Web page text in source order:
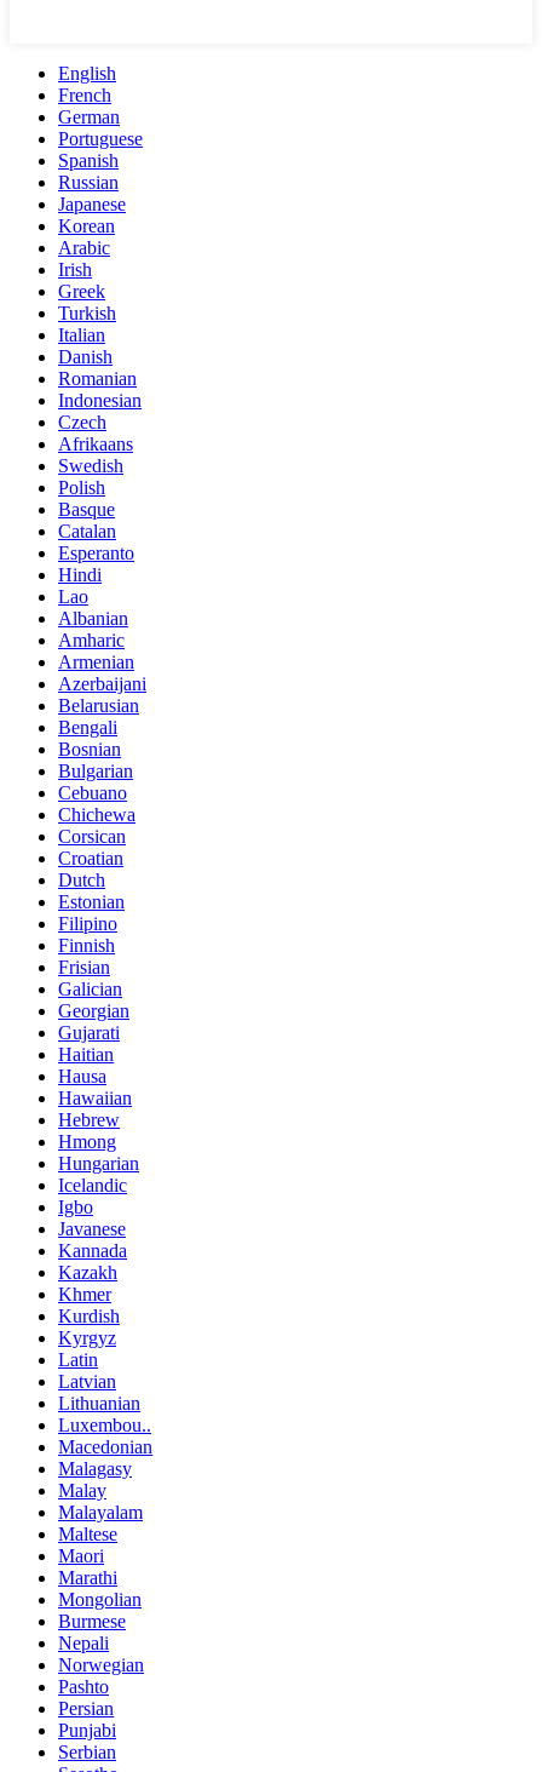
English
French
German
Portuguese
Spanish
Russian
Japanese
Korean
Arabic
Irish
Greek
Turkish
Italian
Danish
Romanian
Indonesian
Czech
Afrikaans
Swedish
Polish
Basque
Catalan
Esperanto
Hindi
Lao
Albanian
Amharic
Armenian
Azerbaijani
Belarusian
Bengali
Bosnian
Bulgarian
Cebuano
Chichewa
Corsican
Croatian
Dutch
Estonian
Filipino
Finnish
Frisian
Galician
Georgian
Gujarati
Haitian
Hausa
Hawaiian
Hebrew
Hmong
Hungarian
Icelandic
Igbo
Javanese
Kannada
Kazakh
Khmer
Kurdish
Kyrgyz
Latin
Latvian
Lithuanian
Luxembou..
Macedonian
Malagasy
Malay
Malayalam
Maltese
Maori
Marathi
Mongolian
Burmese
Nepali
Norwegian
Pashto
Persian
Punjabi
Serbian